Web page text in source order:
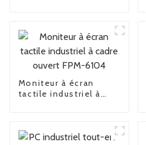
Moniteur à écran
tactile industriel à